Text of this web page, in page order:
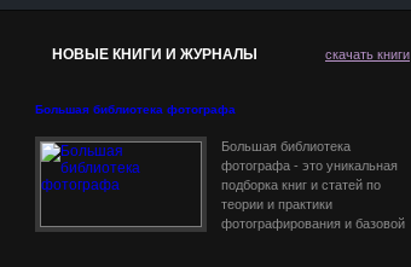
НОВЫЕ КНИГИ И ЖУРНАЛЫ скачать книги
Большая библиотека фотографа
Большая библиотека
фотографа - это уникальная
подборка книг и статей по
теории и практики
фотографирования и базовой